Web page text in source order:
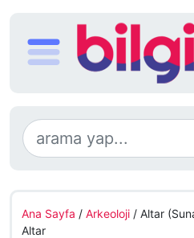
Ana Sayfa / Arkeoloji / Altar
Altar